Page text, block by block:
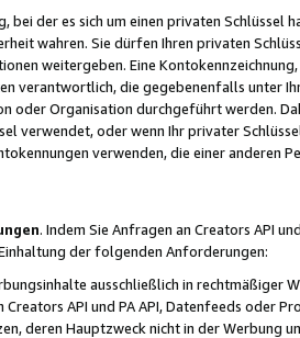
bei der es sich um einen privaten
wahren. Sie dürfen Ihren privaten
weitergeben. Eine
verantwortlich, die gegebenenfalls unter
oder Organisation durchgeführt werden.
verwendet, oder wenn Ihr privater
verwenden, die einer anderen
. Indem Sie Anfragen an Creators API
der folgenden Anforderungen:
ausschließlich in rechtmäßiger
Creators API und PA API, Datenfeeds oder
deren Hauptzweck nicht in der Werbung